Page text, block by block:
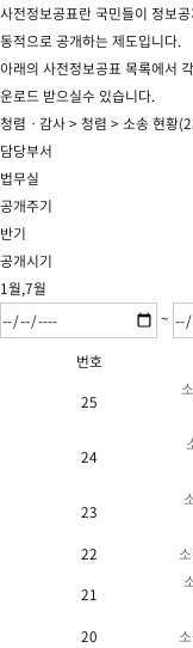
사전정보공표란 국민들이 정보
동적으로 공개하는 제도입니다.
아래의 사전정보공표 목록에서
운로드 받으실수 있습니다.
청렴ㆍ감사 > 청렴 > 소송 현황
담당부서
법무실
공개주기
반기
공개시기
1월,7월
~
번호
25
24
23
22
21
20